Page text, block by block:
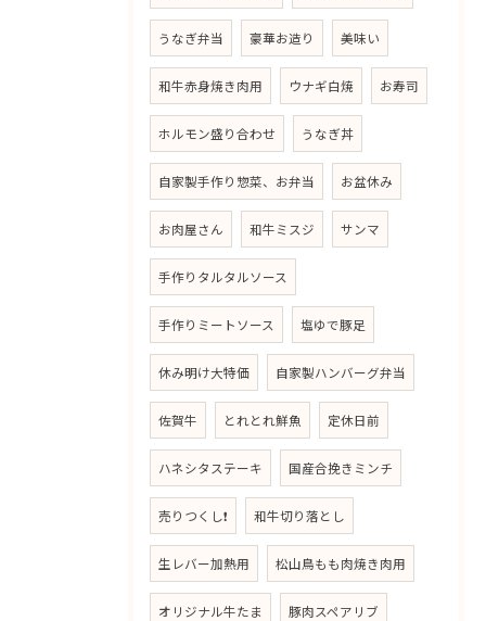
うなぎ弁当 豪華お造り 美味い
和牛赤身焼き肉用 ウナギ白焼 お寿司
ホルモン盛り合わせ うなぎ丼
自家製手作り惣菜、お弁当 お盆休み
お肉屋さん 和牛ミスジ サンマ
手作りタルタルソース
手作りミートソース 塩ゆで豚足
休み明け大特価 自家製ハンバーグ弁当
佐賀牛 とれとれ鮮魚 定休日前
ハネシタステーキ 国産合挽きミンチ
売りつくし❗ 和牛切り落とし
生レバー加熱用 松山鳥もも肉焼き肉用
オリジナル牛たま 豚肉スペアリブ